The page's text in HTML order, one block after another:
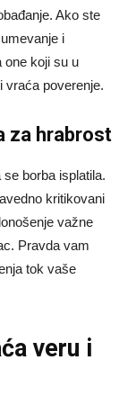
Ako ste
i
one koji su u
vraća poverenje.
za hrabrost
borba isplatila.
kritikovani
važne
Pravda vam
tok vaše
veru i